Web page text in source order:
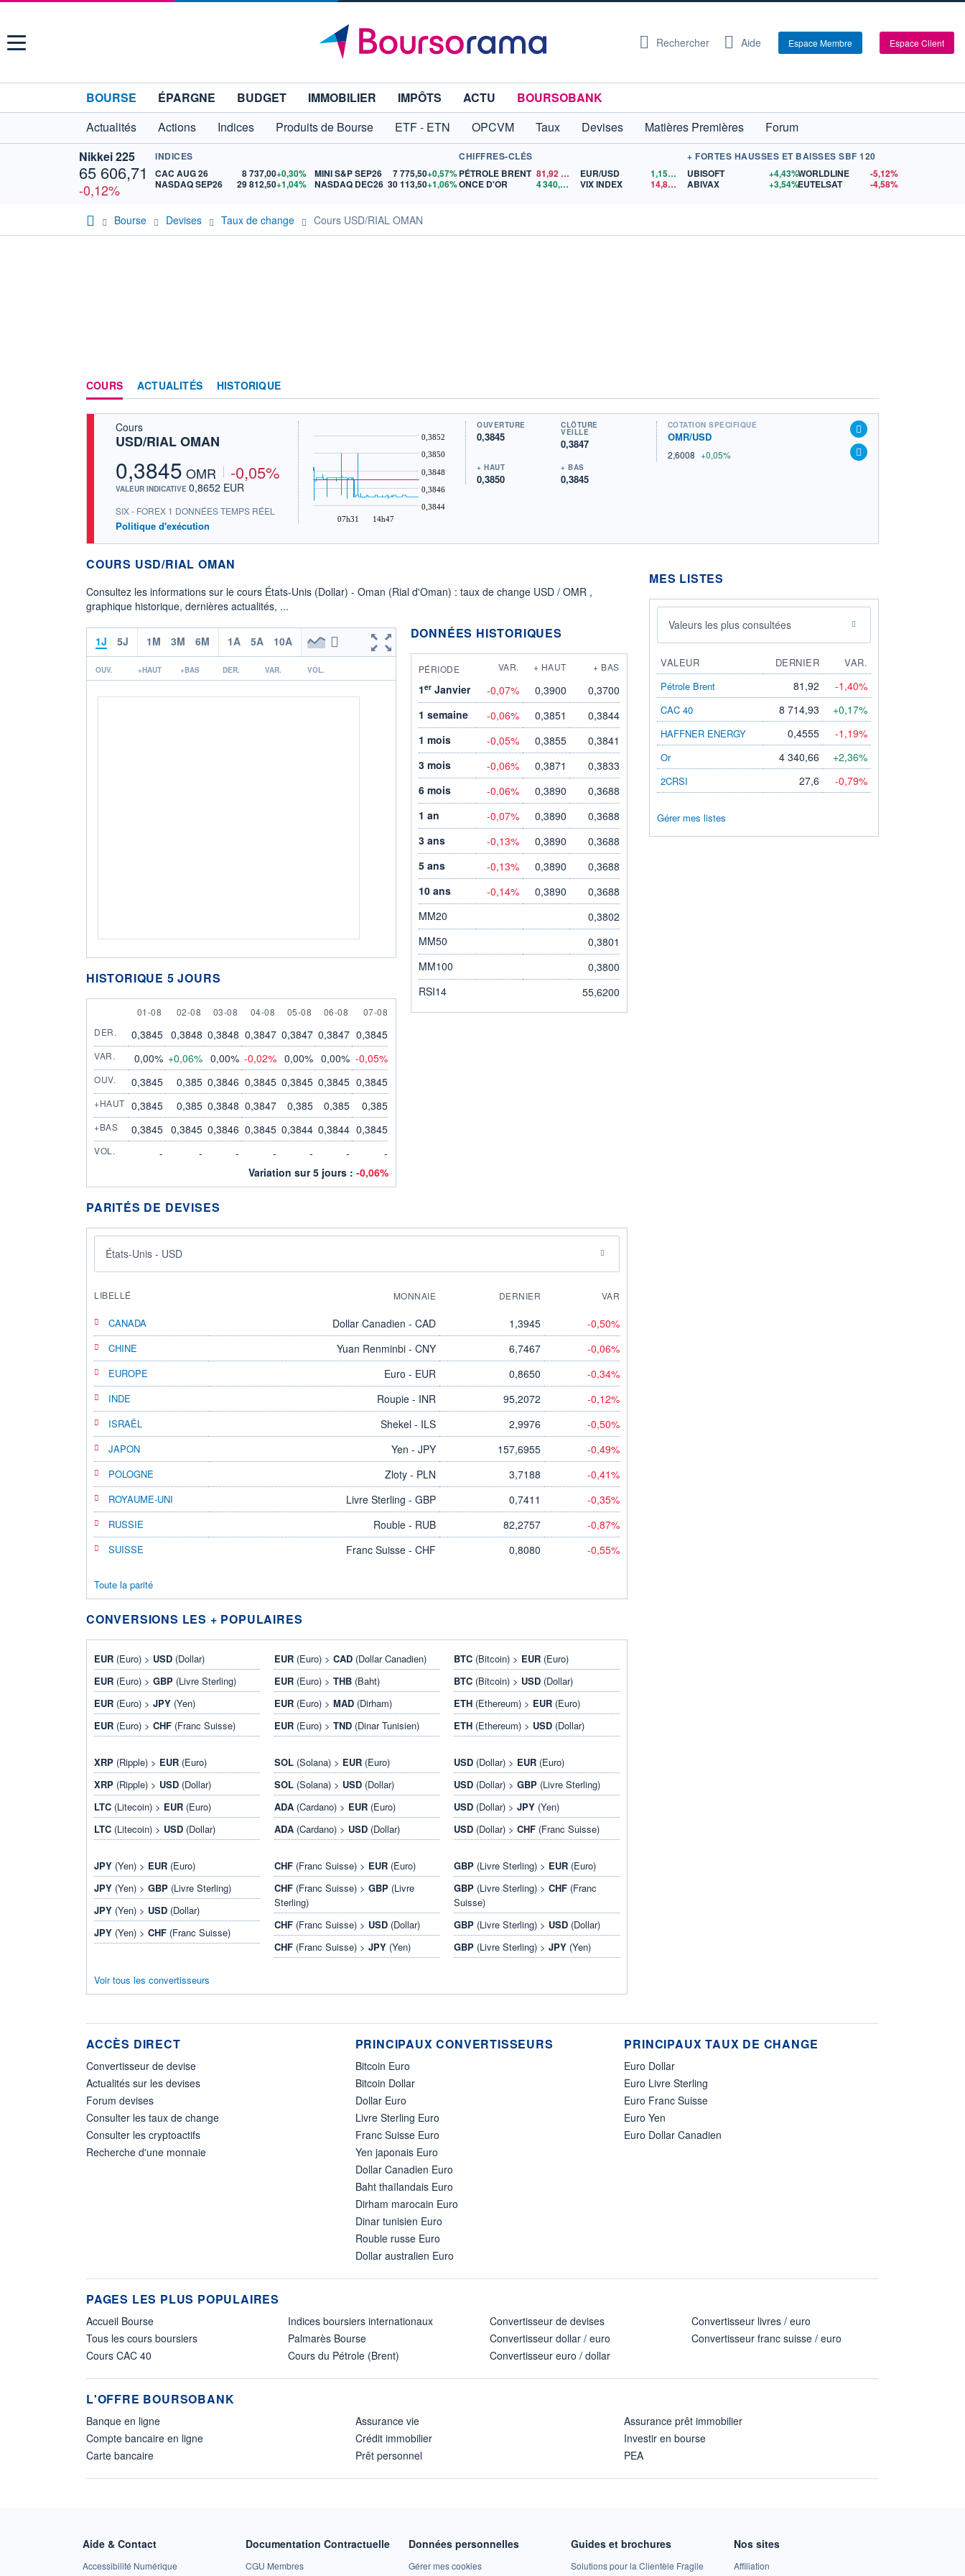
Menu Rechercher Aide Espace Membre Espace Client
BOURSE ÉPARGNE BUDGET IMMOBILIER IMPÔTS ACTU
BOURSOBANK
Actualités
Actions Indices Produits de Bourse ETF - ETN OPCVM Taux Devises Matières Premières
Forum
Nikkei 225
65 606,71
-0,12%
INDICES
CAC AUG 26
8 737,00+0,30%
NASDAQ SEP26
29 812,50+1,04%
MINI S&P SEP26 7 775,50+0,57%
NASDAQ DEC26 30 113,50+1,06%
CHIFFRES-CLÉS
PÉTROLE BRENT 81,92
ONCE D'OR
4 340,66 $US
EUR/USD 1,1558
$US
VIX INDEX
14,88$US
+ FORTES HAUSSES ET BAISSES SBF 120
UBISOFT
+4,43%
ABIVAX
+3,54%
WORLDLINE
-5,12%
EUTELSAT
-4,58%
Bourse Devises Taux de change Cours USD/RIAL OMAN
COURS ACTUALITÉS HISTORIQUE
Cours
USD/RIAL OMAN
0,3845 OMR -0,05%
VALEUR INDICATIVE 0,8652 EUR
SIX - FOREX 1 DONNÉES TEMPS RÉEL
Politique d'exécution
07h31 14h47
0,3844
0,3846
0,3848
0,3850
0,3852
OUVERTURE
0,3845
CLÔTURE
VEILLE
0,3847
+ HAUT
0,3850
+ BAS
0,3845
COTATION SPÉCIFIQUE
OMR/USD
2,6008 +0,05%
COURS USD/RIAL OMAN
Consultez les informations sur le cours États-Unis (Dollar) - Oman (Rial d'Oman) : taux de change USD / OMR ,
graphique historique, dernières actualités, ...
1J 5J 1M 3M 6M 1A 5A 10A
OUV. +HAUT +BAS DER. VAR. VOL.
HISTORIQUE 5 JOURS
1 AUGUST
01-08 2 AUGUST
02-08 3 AUGUST
03-08 4 AUGUST
04-08 5 AUGUST
05-08 6 AUGUST
06-08 7 AUGUST
07-08
DER.
0,3845 0,3848 0,3848 0,3847 0,3847 0,3847 0,3845
VAR. 0,00% +0,06% 0,00% -0,02% 0,00% 0,00% -0,05%
OUV. 0,3845 0,385 0,3846 0,3845 0,3845 0,3845 0,3845
+HAUT 0,3845 0,385 0,3848 0,3847 0,385 0,385 0,385
+BAS 0,3845 0,3845 0,3846 0,3845 0,3844 0,3844 0,3845
VOL. - - - - - -
-
Variation sur 5 jours : -0,06%
DONNÉES HISTORIQUES
PÉRIODE VAR. + HAUT + BAS
1erJanvier -0,07% 0,3900
0,3700
1 semaine
-0,06% 0,3851
0,3844
1 mois
-0,05% 0,3855
0,3841
3 mois
-0,06% 0,3871
0,3833
6 mois
-0,06% 0,3890
0,3688
1 an
-0,07% 0,3890
0,3688
3 ans
-0,13% 0,3890
0,3688
5 ans
-0,13% 0,3890
0,3688
10 ans
-0,14% 0,3890
0,3688
MM20
0,3802
MM50
0,3801
MM100
0,3800
RSI14
55,6200
PARITÉS DE DEVISES
États-Unis - USD
LIBELLÉ MONNAIE DERNIER VAR
CANADA Dollar Canadien - CAD 1,3945 -0,50%
CHINE Yuan Renminbi - CNY 6,7467 -0,06%
EUROPE Euro - EUR 0,8650 -0,34%
INDE Roupie - INR 95,2072 -0,12%
ISRAËL Shekel - ILS 2,9976 -0,50%
JAPON Yen - JPY 157,6955 -0,49%
POLOGNE Zloty - PLN 3,7188 -0,41%
ROYAUME-UNI Livre Sterling - GBP 0,7411 -0,35%
RUSSIE Rouble - RUB 82,2757 -0,87%
SUISSE Franc Suisse - CHF 0,8080 -0,55%
Toute la parité
CONVERSIONS LES + POPULAIRES
EUR (Euro) > USD (Dollar)
EUR (Euro) > GBP (Livre Sterling)
EUR (Euro) > JPY (Yen)
EUR (Euro) > CHF (Franc Suisse)
EUR(Euro) > CAD(Dollar Canadien)
EUR(Euro) > THB(Baht)
EUR(Euro) > MAD(Dirham)
EUR(Euro) > TND(Dinar Tunisien)
BTC (Bitcoin) > EUR (Euro)
BTC (Bitcoin) > USD (Dollar)
ETH (Ethereum) > EUR (Euro)
ETH (Ethereum) > USD (Dollar)
XRP (Ripple) > EUR (Euro)
XRP (Ripple) > USD (Dollar)
LTC (Litecoin) > EUR (Euro)
LTC (Litecoin) > USD (Dollar)
SOL(Solana) > EUR(Euro)
SOL(Solana) > USD(Dollar)
ADA(Cardano) > EUR(Euro)
ADA(Cardano) > USD(Dollar)
USD (Dollar) > EUR (Euro)
USD (Dollar) >GBP (Livre Sterling)
USD (Dollar) >JPY (Yen)
USD (Dollar) >CHF (Franc Suisse)
JPY (Yen) > EUR (Euro)
JPY (Yen) > GBP (Livre Sterling)
JPY (Yen) > USD (Dollar)
JPY (Yen) > CHF (Franc Suisse)
CHF(Franc Suisse) > EUR(Euro)
CHF(Franc Suisse) > GBP(Livre
Sterling)
CHF(Franc Suisse) > USD(Dollar)
CHF(Franc Suisse) > JPY(Yen)
GBP (Livre Sterling) > EUR (Euro)
GBP (Livre Sterling) >CHF (Franc
Suisse)
GBP (Livre Sterling) > USD (Dollar)
GBP (Livre Sterling) >JPY (Yen)
Voir tous les convertisseurs
MES LISTES
Valeurs les plus consultées
VALEUR DERNIER
VAR.
Pétrole Brent
81,92 -1,40%
CAC 40 8 714,93 +0,17%
HAFFNER ENERGY 0,4555 -1,19%
Or 4 340,66 +2,36%
2CRSI 27,6 -0,79%
Gérer mes listes
ACCÈS DIRECT
Convertisseur de devise
Actualités sur les devises
Forum devises
Consulter les taux de change
Consulter les cryptoactifs
Recherche d'une monnaie
PRINCIPAUX CONVERTISSEURS
Bitcoin Euro
Bitcoin Dollar
Dollar Euro
Livre Sterling Euro
Franc Suisse Euro
Yen japonais Euro
Dollar Canadien Euro
Baht thaïlandais Euro
Dirham marocain Euro
Dinar tunisien Euro
Rouble russe Euro
Dollar australien Euro
PRINCIPAUX TAUX DE CHANGE
Euro Dollar
Euro Livre Sterling
Euro Franc Suisse
Euro Yen
Euro Dollar Canadien
PAGES LES PLUS POPULAIRES
Accueil Bourse
Tous les cours boursiers
Cours CAC 40
Indices boursiers internationaux
Palmarès Bourse
Cours du Pétrole (Brent)
Convertisseur de devises
Convertisseur dollar / euro
Convertisseur euro / dollar
Convertisseur livres / euro
Convertisseur franc suisse / euro
L'OFFRE BOURSOBANK
Banque en ligne
Compte bancaire en ligne
Carte bancaire
Assurance vie
Crédit immobilier
Prêt personnel
Assurance prêt immobilier
Investir en bourse
PEA
Aide & Contact
Accessibilité Numérique
Documentation Contractuelle
CGU Membres
Données personnelles
Gérer mes cookies
Guides et brochures
Solutions pour la Clientèle Fragile
Nos sites
Affiliation